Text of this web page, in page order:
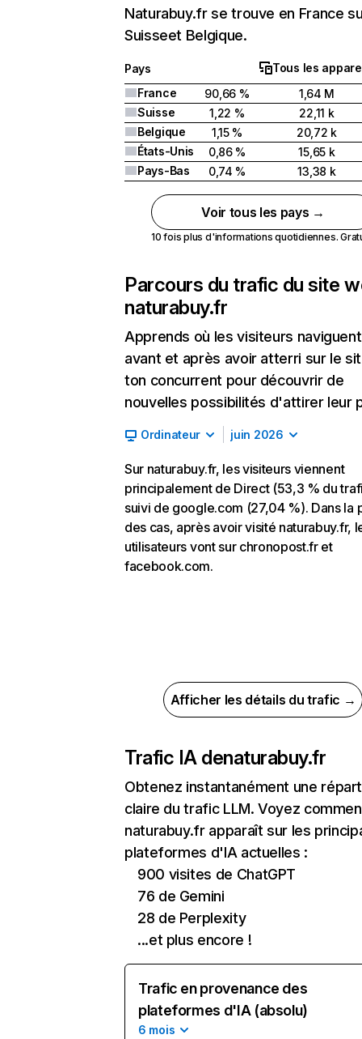
Naturabuy.fr se trouve en France
Suisseet Belgique.
Pays
Tous les
France
90,66 %
1,64 M
Suisse
1,22 %
22,11 k
Belgique
1,15 %
20,72 k
États-Unis
0,86 %
15,65 k
Pays-Bas
0,74 % 13,38 k
Voir tous les pays →
10 fois plus d'informations quotidiennes.
Parcours du trafic du site
naturabuy.fr
Apprends où les visiteurs naviguent
avant et après avoir atterri sur le
ton concurrent pour découvrir de
nouvelles possibilités d'attirer leur
Ordinateur juin 2026
Sur naturabuy.fr, les visiteurs viennent
principalement de Direct (53,3 % du
suivi de google.com (27,04 %). Dans la
des cas, après avoir visité naturabuy.fr,
utilisateurs vont sur chronopost.fr et
facebook.com.
Afficher les détails du trafic →
Trafic IA denaturabuy.fr
Obtenez instantanément une
claire du trafic LLM. Voyez
naturabuy.fr apparaît sur les
plateformes d'IA actuelles :
900 visites de ChatGPT
76 de Gemini
28 de Perplexity
...et plus encore !
Trafic en provenance des
plateformes d'IA (absolu)
6 mois